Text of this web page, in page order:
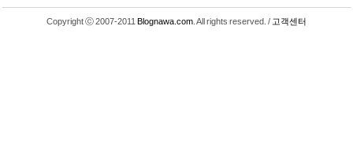
Copyright ⓒ 2007-2011 Blognawa.com . All rights reserved. / 고객센터